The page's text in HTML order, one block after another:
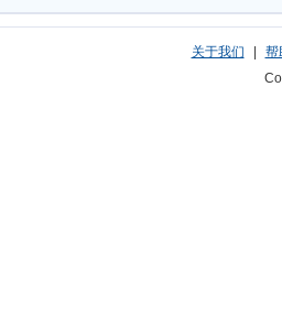
关于我们 |
帮